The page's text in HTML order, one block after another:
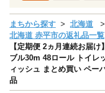
まちから探す 北海道
北海道 赤平市の返礼品一覧
【定期便 2ヵ月連続お届
ブル30m 48ロール トイレ
ィッシュ まとめ買い ペー
品